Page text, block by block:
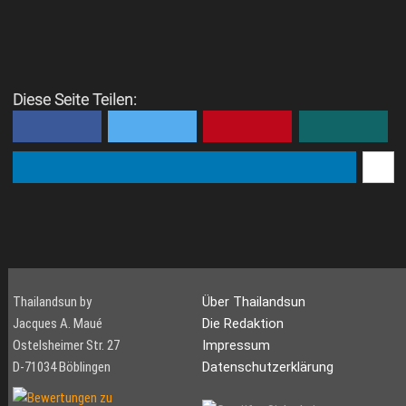
Diese Seite Teilen:
Thailandsun by
Jacques A. Maué
Ostelsheimer Str. 27
D-71034 Böblingen
Über Thailandsun
Die Redaktion
Impressum
Datenschutzerklärung